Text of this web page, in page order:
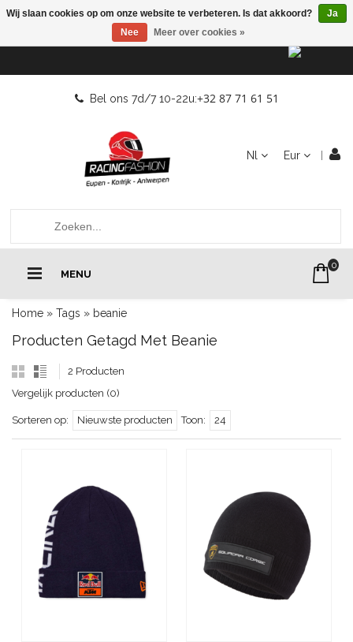
Bel ons 7d/7 10-22u:+32 87 71 61 51
Nl Eur
MENU
0
Home » Tags » beanie
Producten Getagd Met Beanie
2 Producten
Vergelijk producten (0)
Sorteren op: Nieuwste producten Toon: 24
Wij slaan cookies op om onze website te verbeteren. Is dat akkoord?
Ja
Nee
Meer over cookies »